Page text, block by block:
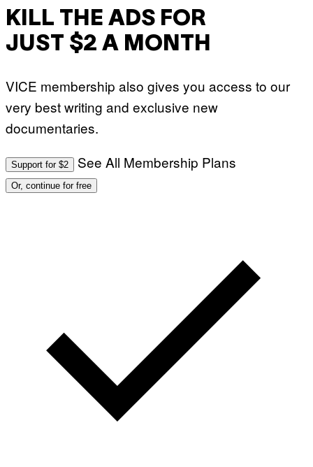
KILL THE ADS FOR
JUST $2 A MONTH
VICE membership also gives you access to our
very best writing and exclusive new
documentaries.
Support for $2 See All Membership Plans
Or, continue for free